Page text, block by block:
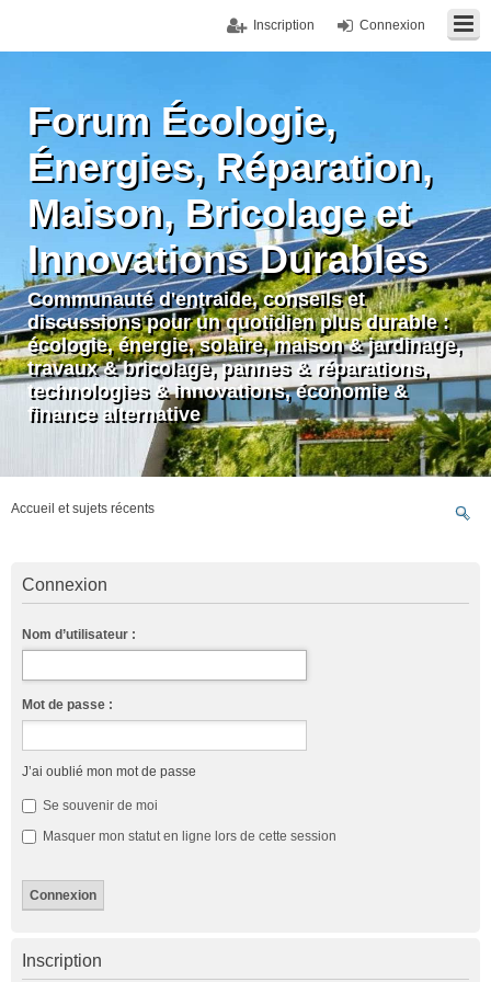
Connexion
Inscription
Forum Écologie,
Énergies, Réparation,
Maison, Bricolage et
Innovations Durables
Communauté d'entraide, conseils et
discussions pour un quotidien plus durable :
écologie, énergie, solaire, maison & jardinage,
travaux & bricolage, pannes & réparations,
technologies & innovations, économie &
finance alternative
Accueil et sujets récents
Connexion
Nom d’utilisateur :
Mot de passe :
J’ai oublié mon mot de passe
Se souvenir de moi
Masquer mon statut en ligne lors de cette session
Inscription